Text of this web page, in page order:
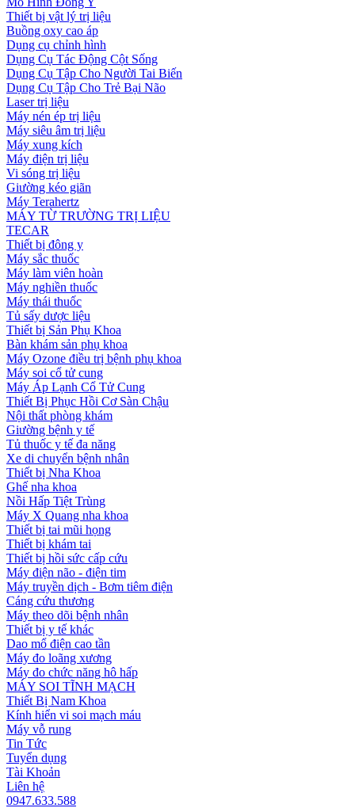
Thiết bị vật lý trị liệu
Buồng oxy cao áp
Dụng cụ chỉnh hình
Dụng Cụ Tác Động Cột Sống
Dụng Cụ Tập Cho Người Tai Biến
Dụng Cụ Tập Cho Trẻ Bại Não
Laser trị liệu
Máy nén ép trị liệu
Máy siêu âm trị liệu
Máy xung kích
Máy điện trị liệu
Vi sóng trị liệu
Giường kéo giãn
Máy Terahertz
MÁY TỪ TRƯỜNG TRỊ LIỆU
TECAR
Thiết bị đông y
Máy sắc thuốc
Máy làm viên hoàn
Máy nghiền thuốc
Máy thái thuốc
Tủ sấy dược liệu
Thiết bị Sản Phụ Khoa
Bàn khám sản phụ khoa
Máy Ozone điều trị bệnh phụ khoa
Máy soi cổ tử cung
Máy Áp Lạnh Cổ Tử Cung
Thiết Bị Phục Hồi Cơ Sàn Chậu
Nội thất phòng khám
Giường bệnh y tế
Tủ thuốc y tế đa năng
Xe di chuyển bệnh nhân
Thiết bị Nha Khoa
Ghế nha khoa
Nồi Hấp Tiệt Trùng
Máy X Quang nha khoa
Thiết bị tai mũi họng
Thiết bị khám tai
Thiết bị hồi sức cấp cứu
Máy điện não - điện tim
Máy truyền dịch - Bơm tiêm điện
Cáng cứu thương
Máy theo dõi bệnh nhân
Thiết bị y tế khác
Dao mổ điện cao tần
Máy đo loãng xương
Máy đo chức năng hô hấp
MÁY SOI TĨNH MẠCH
Thiết Bị Nam Khoa
Kính hiển vi soi mạch máu
Máy vỗ rung
Tin Tức
Tuyển dụng
Tài Khoản
Liên hệ
0947.633.588